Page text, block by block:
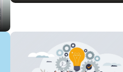
Detachering als oplossing